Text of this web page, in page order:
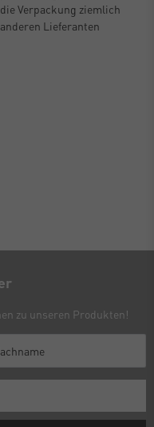
Verpackung ziemlich
Lieferanten
zu unseren Produkten!